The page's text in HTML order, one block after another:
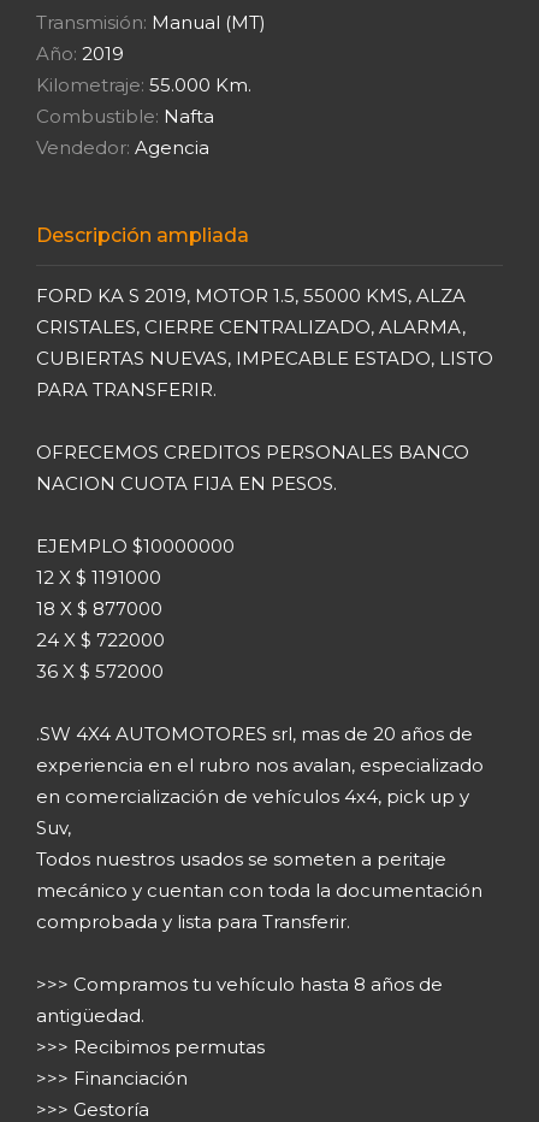
Transmisión: Manual (MT)
Año: 2019
Kilometraje: 55.000 Km.
Combustible: Nafta
Vendedor: Agencia
Descripción ampliada
FORD KA S 2019, MOTOR 1.5, 55000 KMS, ALZA
CRISTALES, CIERRE CENTRALIZADO, ALARMA,
CUBIERTAS NUEVAS, IMPECABLE ESTADO, LISTO
PARA TRANSFERIR.
OFRECEMOS CREDITOS PERSONALES BANCO
NACION CUOTA FIJA EN PESOS.
EJEMPLO $10000000
12 X $ 1191000
18 X $ 877000
24 X $ 722000
36 X $ 572000
.SW 4X4 AUTOMOTORES srl, mas de 20 años de
experiencia en el rubro nos avalan, especializado
en comercialización de vehículos 4x4, pick up y
Suv,
Todos nuestros usados se someten a peritaje
mecánico y cuentan con toda la documentación
comprobada y lista para Transferir.
>>> Compramos tu vehículo hasta 8 años de
antigüedad.
>>> Recibimos permutas
>>> Financiación
>>> Gestoría